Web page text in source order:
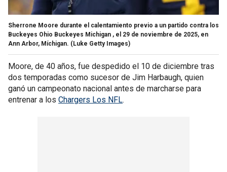
Sherrone Moore durante el calentamiento previo a un partido contra los
Buckeyes Ohio Buckeyes Michigan , el 29 de noviembre de 2025, en
Ann Arbor, Míchigan. (Luke Getty Images)
Moore, de 40 años, fue despedido el 10 de diciembre tras
dos temporadas como sucesor de Jim Harbaugh, quien
ganó un campeonato nacional antes de marcharse para
entrenar a los Chargers Los NFL.